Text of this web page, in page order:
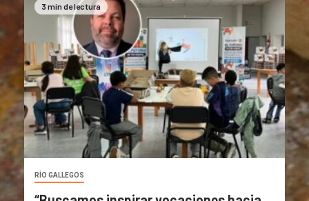
3 min de lectura
RÍO GALLEGOS